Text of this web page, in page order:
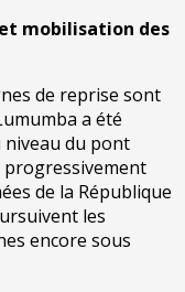
mobilisation des
de reprise sont
a été
niveau du pont
progressivement
de la République
les
encore sous